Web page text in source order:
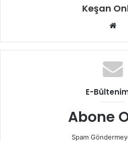
Keşan
Web
E-
Abone
Spam